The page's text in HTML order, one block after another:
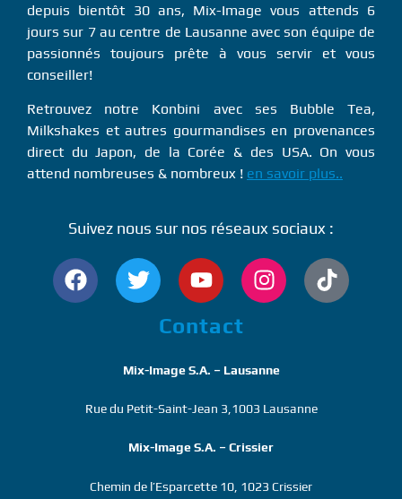
depuis bientôt 30 ans, Mix-Image vous attends 6
jours sur 7 au centre de Lausanne avec son équipe de
passionnés toujours prête à vous servir et vous
conseiller!
Retrouvez notre Konbini avec ses Bubble Tea,
Milkshakes et autres gourmandises en provenances
direct du Japon, de la Corée & des USA. On vous
attend nombreuses & nombreux ! en savoir plus..
Suivez nous sur nos réseaux sociaux :
Contact
Mix-Image S.A. – Lausanne
Rue du Petit-Saint-Jean 3,1003 Lausanne
Mix-Image S.A. – Crissier
Chemin de l’Esparcette 10, 1023 Crissier